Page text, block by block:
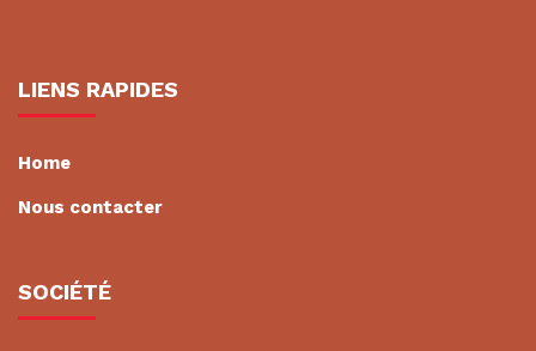
LIENS RAPIDES
Home
Nous contacter
SOCIÉTÉ